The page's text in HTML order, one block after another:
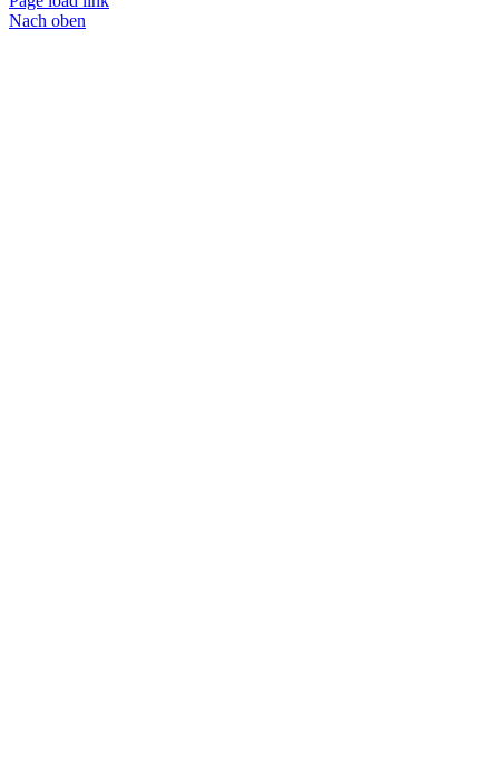
Nach oben